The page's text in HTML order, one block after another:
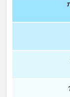
ועד מתי?!
וסטודנטים